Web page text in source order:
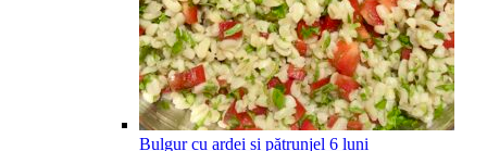
Bulgur cu ardei și pătrunjel 6 luni